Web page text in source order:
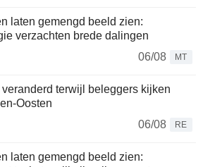
laten gemengd beeld zien:
verzachten brede dalingen
06/08
MT
terwijl beleggers kijken
Oosten
06/08
RE
laten gemengd beeld zien: